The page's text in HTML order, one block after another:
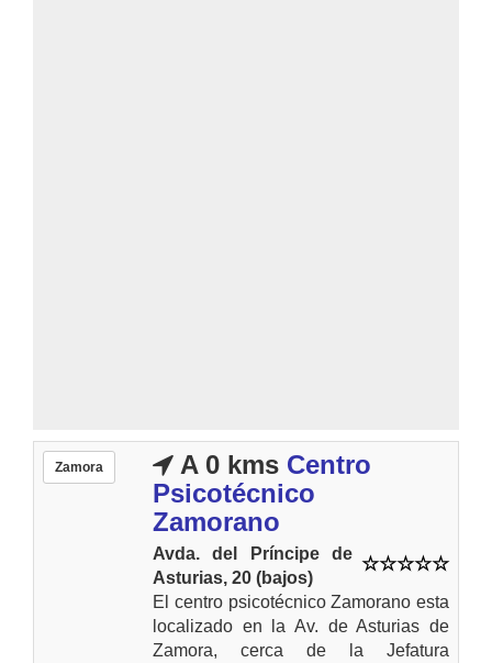
Zamora A 0 kms Centro
Psicotécnico
Zamorano
Avda. del Príncipe de
Asturias, 20 (bajos)
El centro psicotécnico Zamorano esta
localizado en la Av. de Asturias de
Zamora, cerca de la Jefatura